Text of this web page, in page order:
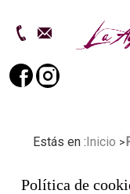
Estás en :Inicio
Política de